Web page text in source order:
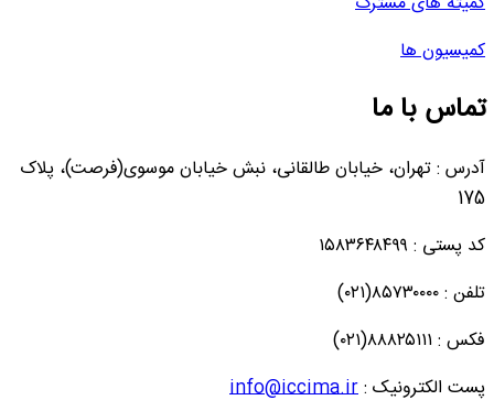
کمیسیون ها
تماس با ما
آدرس : تهران، خیابان طالقانی، نبش خیابان موسوی(فرصت)، پلاک
175
کد پستی : ۱۵۸۳۶۴۸۴۹۹
تلفن : ۸۵۷۳۰۰۰۰(۰۲۱)
فکس : ۸۸۸۲۵۱۱۱(۰۲۱)
پست الکترونیک :info@iccima.ir